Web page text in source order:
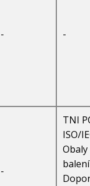
- -
-
TNI
ISO/
Obaly